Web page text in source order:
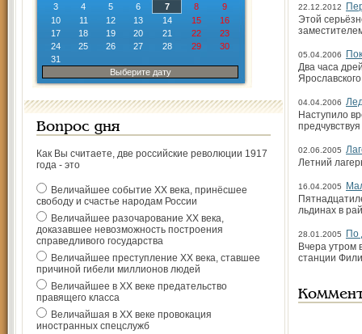
3
4 5 6 7 8
9
10
11 12 13 14 15
16
17
18 19 20 21 22
23
24
25 26 27 28 29
30
31
Выберите дату
Вопрос дня
Как Вы считаете, две российские революции 1917
года - это
Величайшее событие ХХ века, принёсшее
свободу и счастье народам России
Величайшее разочарование ХХ века,
доказавшее невозможность построения
справедливого государства
Величайшее преступление ХХ века, ставшее
причиной гибели миллионов людей
Величайшее в ХХ веке предательство
правящего класса
Величайшая в ХХ веке провокация
иностранных спецслужб
22.12.2012
Этой
05.04.2006
Два часа
04.04.2006
Наступило
02.06.2005
Летний
16.04.2005
льдинах в
28.01.2005
По
Вчера утром
станции